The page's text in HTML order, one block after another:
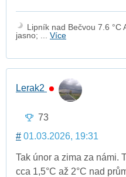
Lipník nad Bečvou 7.6 °C
jasno; ... Více
Lerak2
73
# 01.03.2026, 19:31
Tak únor a zima za námi.
cca 1,5°C až 2°C nad